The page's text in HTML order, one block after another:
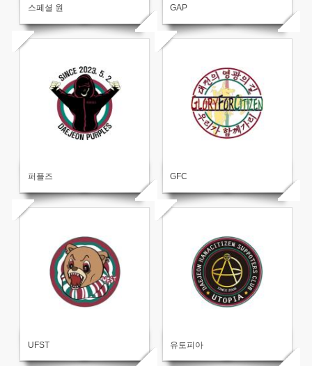
스페셜 원 GAP
퍼플즈 GFC
UFST 유토피아